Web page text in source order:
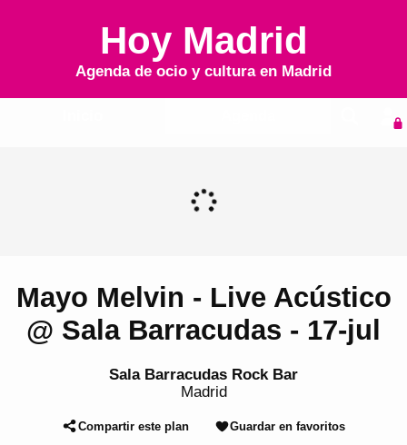
Hoy Madrid
Agenda de ocio y cultura en Madrid
Mayo Melvin - Live Acústico
@ Sala Barracudas - 17-jul
Sala Barracudas Rock Bar
Madrid
Compartir este plan Guardar en favoritos